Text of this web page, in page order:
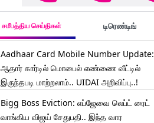
சமீபத்திய செய்திகள் டிரெண்டிங்
Aadhaar Card Mobile Number Update:
ஆதார் கார்டில் மொபைல் எண்ணை வீட்டில்
இருந்தபடி மாற்றலாம்.. UIDAI அறிவிப்பு..!
Bigg Boss Eviction: எப்ஜேவை லெப்ட் ரைட்
வாங்கிய விஜய் சேதுபதி.. இந்த வார